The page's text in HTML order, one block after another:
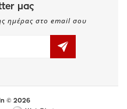
μας
ημέρας στο email σου
© 2026